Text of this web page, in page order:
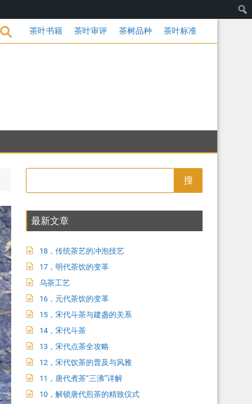
乌茶工艺
茶叶书籍 茶叶审评 茶树品种 茶叶标准
搜
最新文章
18，传统茶艺的冲泡技艺
17，明代茶饮的变革
乌茶工艺
16，元代茶饮的变革
15，宋代斗茶与建盏的关系
14，宋代斗茶
13，宋代点茶全攻略
12，宋代饮茶的普及与风雅
11，唐代煮茶“三沸”详解
10，解锁唐代煎茶的精致仪式